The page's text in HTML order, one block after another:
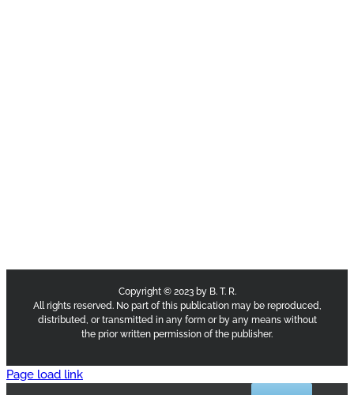
Copyright © 2023 by B. T. R.
All rights reserved. No part of this publication may be reproduced,
distributed, or transmitted in any form or by any means without
the prior written permission of the publisher.
Page load link